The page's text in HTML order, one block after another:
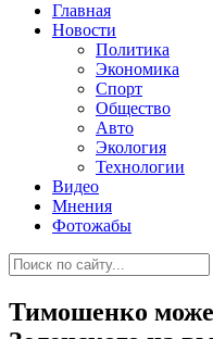
Главная
Новости
Политика
Экономика
Спорт
Общество
Авто
Экология
Технологии
Видео
Мнения
Фотожабы
Тимошенко